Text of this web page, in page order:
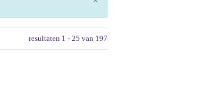
resultaten 1 - 25 van 197